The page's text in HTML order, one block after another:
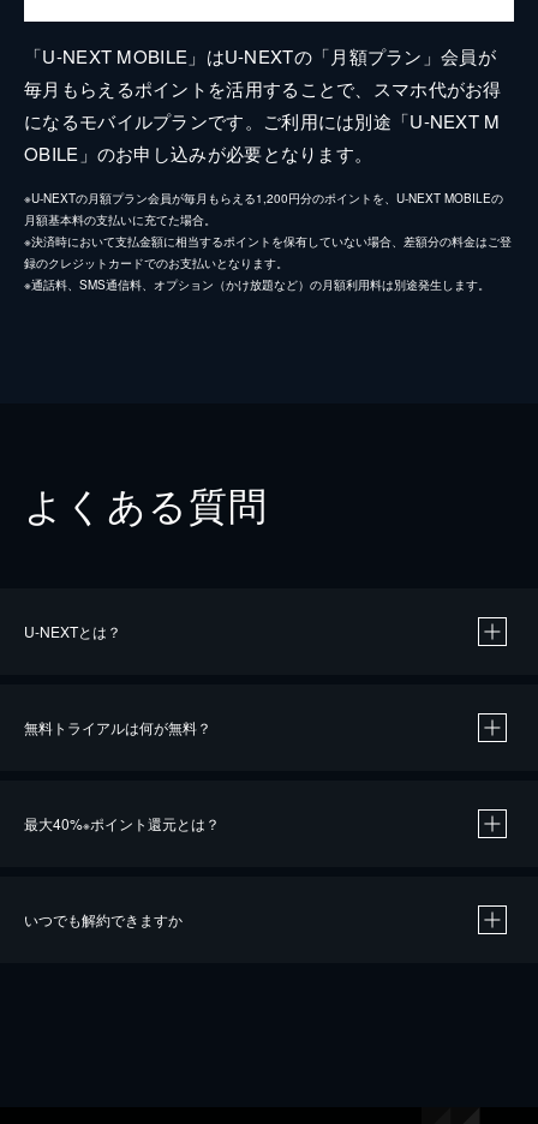
「U-NEXT MOBILE」はU-NEXTの「月額プラン」会員が
毎月もらえるポイントを活用することで、スマホ代がお得
になるモバイルプランです。ご利用には別途「U-NEXT M
OBILE」のお申し込みが必要となります。
※U-NEXTの月額プラン会員が毎月もらえる1,200円分のポイントを、U-NEXT MOBILEの
月額基本料の支払いに充てた場合。
※決済時において支払金額に相当するポイントを保有していない場合、差額分の料金はご登
録のクレジットカードでのお支払いとなります。
※通話料、SMS通信料、オプション（かけ放題など）の月額利用料は別途発生します。
よくある質問
U-NEXTとは？
無料トライアルは何が無料？
最大40%※ポイント還元とは？
いつでも解約できますか